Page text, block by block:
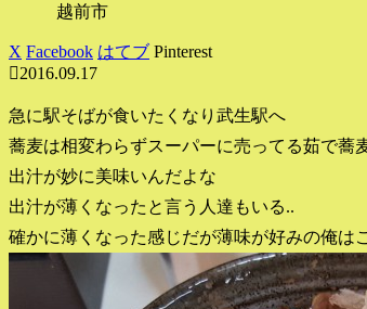
越前市
X Facebook はてブ Pinterest
2016.09.17
急に駅そばが食いたくなり武生駅へ
蕎麦は相変わらずスーパーに売ってる茹で蕎
出汁が妙に美味いんだよな
出汁が薄くなったと言う人達もいる..
確かに薄くなった感じだが薄味が好みの俺は